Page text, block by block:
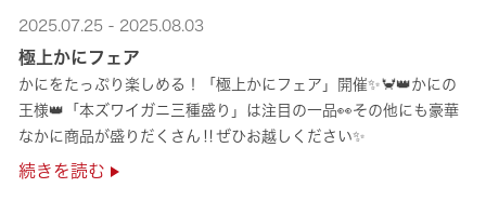
2025.07.25 - 2025.08.03
極上かにフェア
かにをたっぷり楽しめる！「極上かにフェア」開催✨🦀👑かにの
王様👑「本ズワイガニ三種盛り」は注目の一品👀その他にも豪華
なかに商品が盛りだくさん‼ぜひお越しください✨
続きを読む